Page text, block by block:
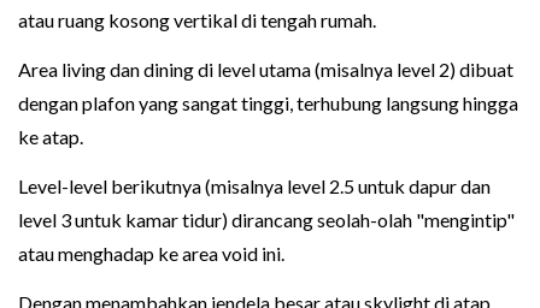
atau ruang kosong vertikal di tengah rumah.
Area living dan dining di level utama (misalnya level 2) dibuat
dengan plafon yang sangat tinggi, terhubung langsung hingga
ke atap.
Level-level berikutnya (misalnya level 2.5 untuk dapur dan
level 3 untuk kamar tidur) dirancang seolah-olah "mengintip"
atau menghadap ke area void ini.
Dengan menambahkan jendela besar atau skylight di atap